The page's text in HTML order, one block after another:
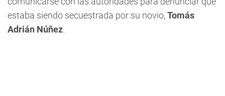
estaba siendo secuestrada por su novio,Tomás
Adrián Núñez.